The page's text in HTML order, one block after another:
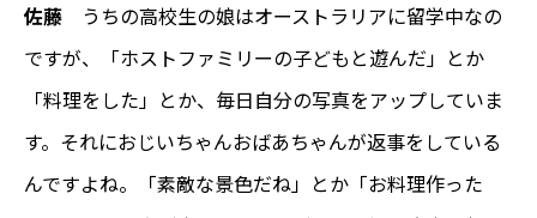
佐藤 うちの高校生の娘はオーストラリアに留学中なの
ですが、「ホストファミリーの子どもと遊んだ」とか
「料理をした」とか、毎日自分の写真をアップしていま
す。それにおじいちゃんおばあちゃんが返事をしている
んですよね。「素敵な景色だね」とか「お料理作った